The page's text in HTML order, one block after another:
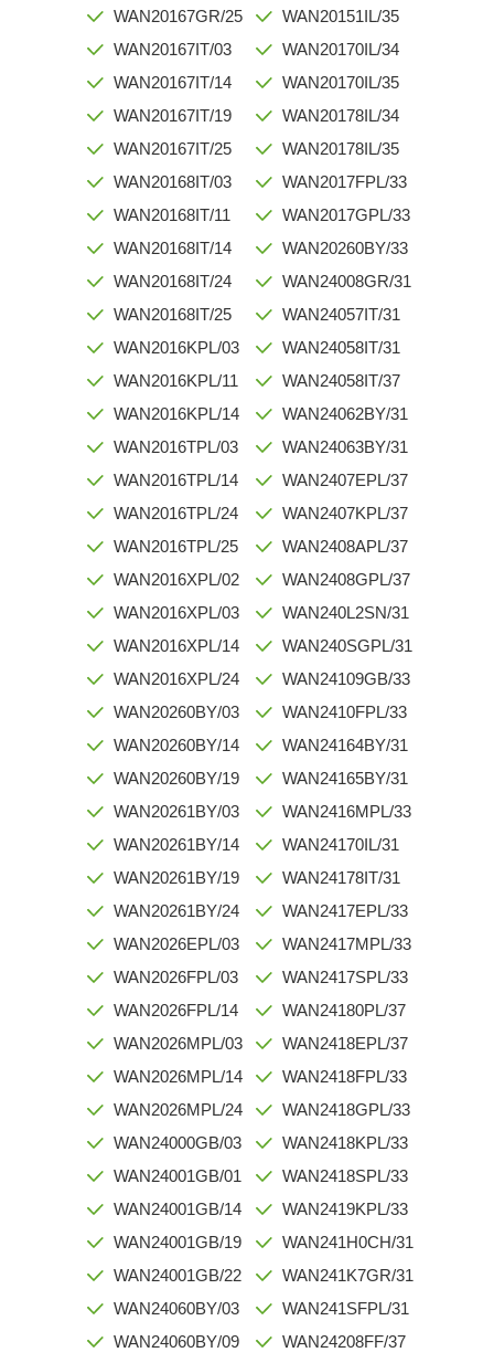
WAN20167GR/25
WAN20167IT/03
WAN20167IT/14
WAN20167IT/19
WAN20167IT/25
WAN20168IT/03
WAN20168IT/11
WAN20168IT/14
WAN20168IT/24
WAN20168IT/25
WAN2016KPL/03
WAN2016KPL/11
WAN2016KPL/14
WAN2016TPL/03
WAN2016TPL/14
WAN2016TPL/24
WAN2016TPL/25
WAN2016XPL/02
WAN2016XPL/03
WAN2016XPL/14
WAN2016XPL/24
WAN20260BY/03
WAN20260BY/14
WAN20260BY/19
WAN20261BY/03
WAN20261BY/14
WAN20261BY/19
WAN20261BY/24
WAN2026EPL/03
WAN2026FPL/03
WAN2026FPL/14
WAN2026MPL/03
WAN2026MPL/14
WAN2026MPL/24
WAN24000GB/03
WAN24001GB/01
WAN24001GB/14
WAN24001GB/19
WAN24001GB/22
WAN24060BY/03
WAN24060BY/09
WAN20151IL/35
WAN20170IL/34
WAN20170IL/35
WAN20178IL/34
WAN20178IL/35
WAN2017FPL/33
WAN2017GPL/33
WAN20260BY/33
WAN24008GR/31
WAN24057IT/31
WAN24058IT/31
WAN24058IT/37
WAN24062BY/31
WAN24063BY/31
WAN2407EPL/37
WAN2407KPL/37
WAN2408APL/37
WAN2408GPL/37
WAN240L2SN/31
WAN240SGPL/31
WAN24109GB/33
WAN2410FPL/33
WAN24164BY/31
WAN24165BY/31
WAN2416MPL/33
WAN24170IL/31
WAN24178IT/31
WAN2417EPL/33
WAN2417MPL/33
WAN2417SPL/33
WAN24180PL/37
WAN2418EPL/37
WAN2418FPL/33
WAN2418GPL/33
WAN2418KPL/33
WAN2418SPL/33
WAN2419KPL/33
WAN241H0CH/31
WAN241K7GR/31
WAN241SFPL/31
WAN24208FF/37